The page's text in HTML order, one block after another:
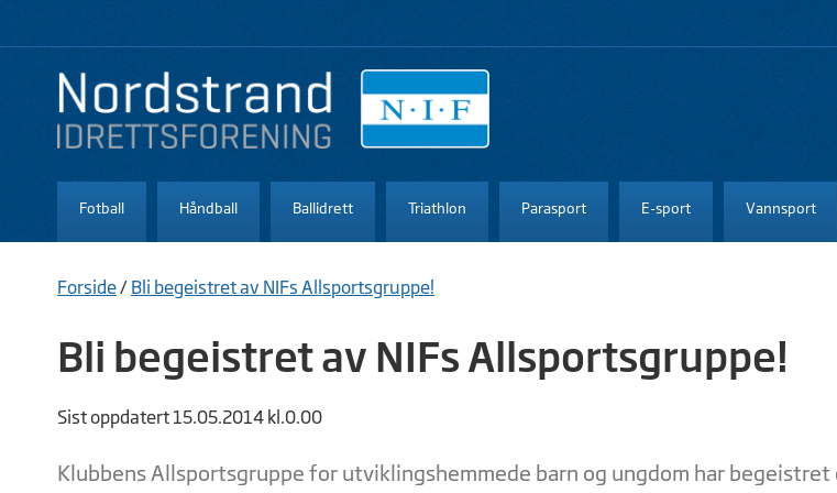
Fotball Håndball Ballidrett Triathlon Parasport E-sport Vannsport
Forside/ Bli begeistret av NIFs Allsportsgruppe!
Bli begeistret av NIFs Allsportsgruppe!
Sist oppdatert 15.05.2014 kl.0.00
Klubbens Allsportsgruppe for utviklingshemmede barn og ungdom har begeistret